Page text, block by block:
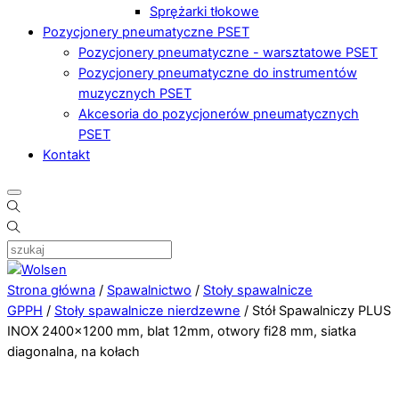
Sprężarki tłokowe
Pozycjonery pneumatyczne PSET
Pozycjonery pneumatyczne - warsztatowe PSET
Pozycjonery pneumatyczne do instrumentów
muzycznych PSET
Akcesoria do pozycjonerów pneumatycznych
PSET
Kontakt
Strona główna / Spawalnictwo / Stoły spawalnicze
GPPH / Stoły spawalnicze nierdzewne / Stół Spawalniczy PLUS
INOX 2400×1200 mm, blat 12mm, otwory fi28 mm, siatka
diagonalna, na kołach